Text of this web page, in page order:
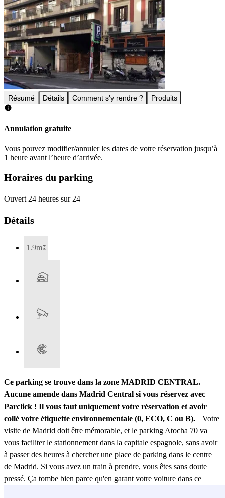
Résumé Détails Comment s'y rendre ? Produits
Annulation gratuite
Vous pouvez modifier/annuler les dates de votre réservation jusqu’à
1 heure avant l’heure d’arrivée.
Horaires du parking
Ouvert 24 heures sur 24
Détails
1.9m
Ce parking se trouve dans la zone MADRID CENTRAL.
Aucune amende dans Madrid Central si vous réservez avec
Parclick ! Il vous faut uniquement votre réservation et avoir
collé votre étiquette environnementale (0, ECO, C ou B). Votre
visite de Madrid doit être mémorable, et le parking Atocha 70 va
vous faciliter le stationnement dans la capitale espagnole, sans avoir
à passer des heures à chercher une place de parking dans le centre
de Madrid. Si vous avez un train à prendre, vous êtes sans doute
pressé. Ça tombe bien parce qu'en garant votre voiture dans ce